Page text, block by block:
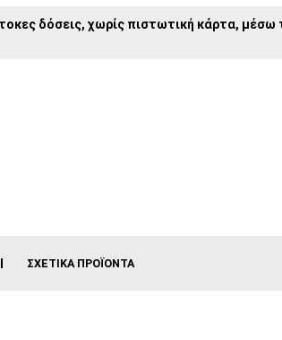
δόσεις, χωρίς πιστωτική κάρτα, μέσω
ΣΧΕΤΙΚΆ ΠΡΟΪΌΝΤΑ